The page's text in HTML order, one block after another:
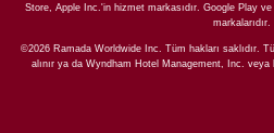
Store, Apple Inc.'in hizmet markasıdır. Google Play
markalarıdır.
©2026 Ramada Worldwide Inc. Tüm hakları saklıdır.
alınır ya da Wyndham Hotel Management, Inc. veya